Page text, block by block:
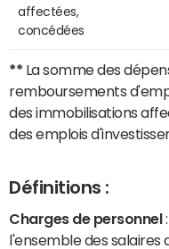
affectées,
concédées
** La somme des
remboursements
des immobilisations
des emplois
Définitions :
Charges de personnel
l'ensemble des